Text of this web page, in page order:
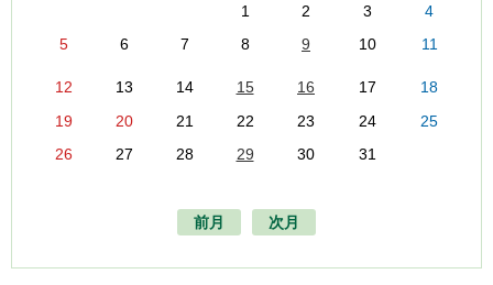
1
2 3
4
5
6 7 8 9 10 11
12 13 14 15 16 17
18
19
20 21 22 23 24
25
26
27 28 29 30 31
前月 次月